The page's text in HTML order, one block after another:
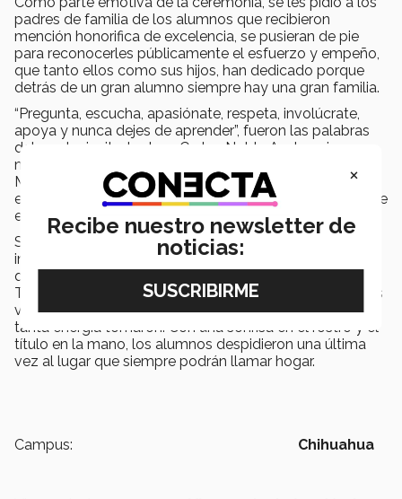
padres de familia de los alumnos que recibieron
mención honorifica de excelencia, se pusieran de pie
para reconocerles públicamente el esfuerzo y empeño,
que tanto ellos como sus hijos, han dedicado porque
detrás de un gran alumno siempre hay una gran familia.
“Pregunta, escucha, apasiónate, respeta, involúcrate,
apoya y nunca dejes de aprender”, fueron las palabras
del orador invitado, Juan Carlos Noble Ayub, quien
motivó a los egresados a ser los profesionistas que
México y el mundo necesitan, a dar siempre lo mejor de
ellos y conducir su vida diaria con ética y los valores que
el Tecnológico de Monterrey les inculcó.
Sin importar si fueron cuatro, cinco o seis años los
invertidos, su viaje estudiantil llegó a su fin, y es aquí en
que los alumnos saldrán al mundo a devolver lo que el
Tecnológico les ha aportado, actuando siempre con los
valores y conducta contenidos en la protesta que con
tanta energía tomaron. Con una sonrisa en el rostro y el
título en la mano, los alumnos despidieron una última
vez al lugar que siempre podrán llamar hogar.
Campus: Chihuahua
×
Recibe nuestro newsletter de
noticias: